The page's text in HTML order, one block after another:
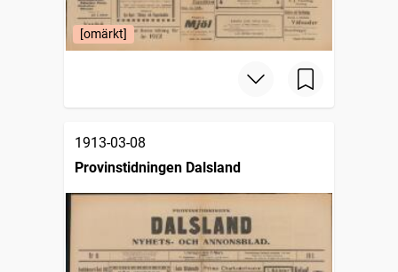
[omärkt]
1913-03-08
Provinstidningen Dalsland